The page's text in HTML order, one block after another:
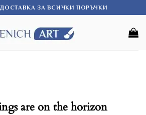
ЗА ВСИЧКИ ПОРЪЧКИ
are on the horizon